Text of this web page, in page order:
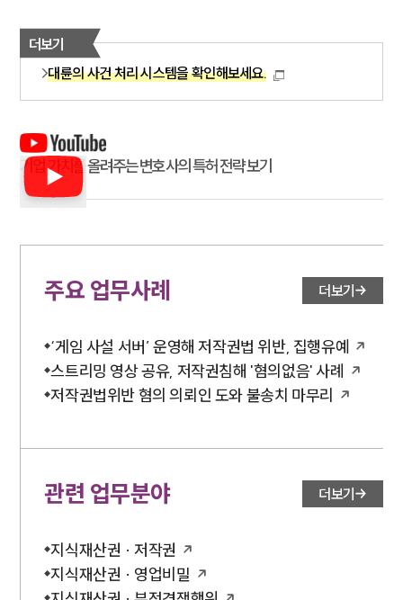
더보기
대륜의 사건 처리 시스템을 확인해보세요.
기업 가치를 올려주는 변호사의 특허 전략 보기
주요 업무사례 더보기
‘게임 사설 서버’ 운영해 저작권법 위반, 집행유예
스트리밍 영상 공유, 저작권침해 '혐의없음' 사례
저작권법위반 혐의 의뢰인 도와 불송치 마무리
관련 업무분야 더보기
지식재산권 · 저작권
지식재산권 · 영업비밀